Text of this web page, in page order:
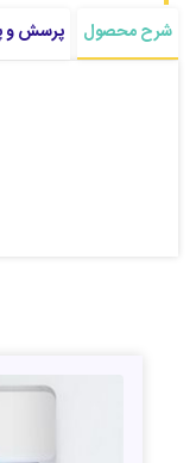
شرح محصول پرسش و